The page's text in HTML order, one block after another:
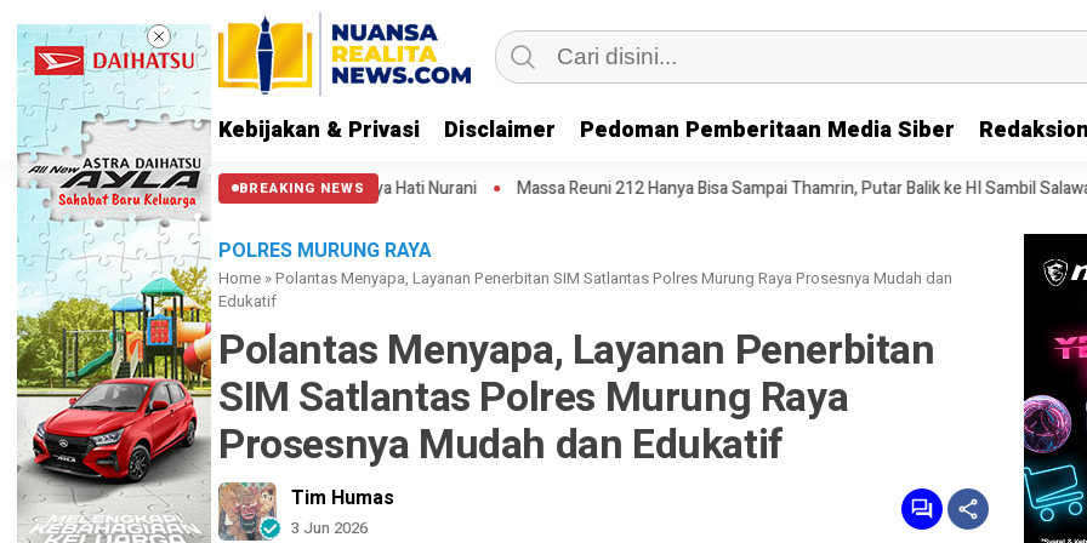
Kebijakan & Privasi Disclaimer Pedoman Pemberitaan Media Siber
BREAKING NEWS
Kuda: Semoga Aparat Punya Hati Nurani Massa Reuni 212 Hanya Bisa Sampai Thamrin, Putar Balik ke HI Sambil Salawat Prof Tjandra:
POLRES MURUNG RAYA
Home »Polantas Menyapa, Layanan Penerbitan SIM Satlantas Polres Murung Raya Prosesnya Mudah dan
Edukatif
Polantas Menyapa, Layanan Penerbitan
SIM Satlantas Polres Murung Raya
Prosesnya Mudah dan Edukatif
Tim Humas
3 Jun 2026